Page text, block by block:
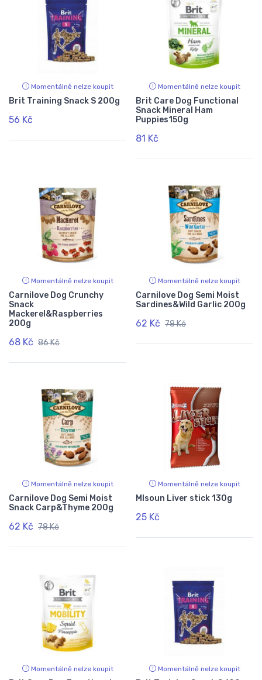
Momentálně nelze koupit
Brit Training Snack S 200g
56 Kč
Momentálně nelze koupit
Brit Care Dog Functional
Snack Mineral Ham
Puppies150g
81 Kč
Momentálně nelze koupit
Carnilove Dog Crunchy
Snack
Mackerel&Raspberries
200g
68 Kč 86 Kč
Momentálně nelze koupit
Carnilove Dog Semi Moist
Sardines&Wild Garlic 200g
62 Kč 78 Kč
Momentálně nelze koupit
Carnilove Dog Semi Moist
Snack Carp&Thyme 200g
62 Kč 78 Kč
Momentálně nelze koupit
Mlsoun Liver stick 130g
25 Kč
Momentálně nelze koupit Momentálně nelze koupit